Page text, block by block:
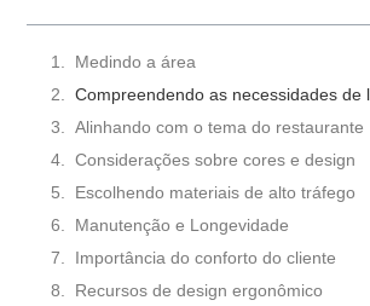
Medindo a área
Compreendendo as necessidades de
Alinhando com o tema do restaurante
Considerações sobre cores e design
Escolhendo materiais de alto tráfego
Manutenção e Longevidade
Importância do conforto do cliente
Recursos de design ergonômico